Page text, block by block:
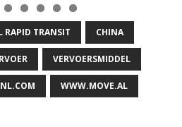
RAPID TRANSIT CHINA
VERVOERSMIDDEL
WWW.MOVE.AL